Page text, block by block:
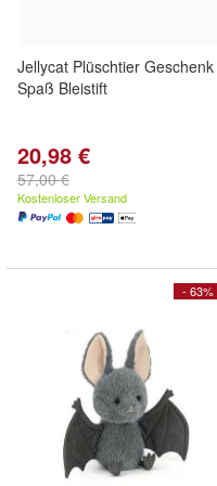
Jellycat Plüschtier Geschenk
Spaß Bleistift
20,98 €
57,00 €
Kostenloser Versand
- 63%